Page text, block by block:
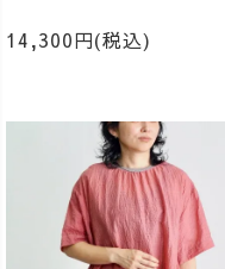
14,300円(税込)